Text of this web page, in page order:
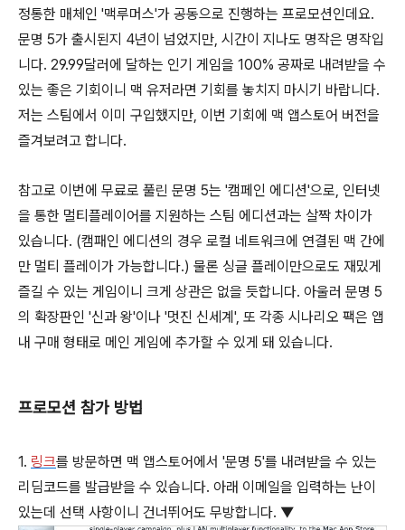
정통한 매체인 '맥루머스'가 공동으로 진행하는 프로모션인데요.
문명 5가 출시된지 4년이 넘었지만, 시간이 지나도 명작은 명작입
니다. 29.99달러에 달하는 인기 게임을 100% 공짜로 내려받을 수
있는 좋은 기회이니 맥 유저라면 기회를 놓치지 마시기 바랍니다.
저는 스팀에서 이미 구입했지만, 이번 기회에 맥 앱스토어 버전을
즐겨보려고 합니다.
참고로 이번에 무료로 풀린 문명 5는 '캠페인 에디션'으로, 인터넷
을 통한 멀티플레이어를 지원하는 스팀 에디션과는 살짝 차이가
있습니다. (캠패인 에디션의 경우 로컬 네트워크에 연결된 맥 간에
만 멀티 플레이가 가능합니다.) 물론 싱글 플레이만으로도 재밌게
즐길 수 있는 게임이니 크게 상관은 없을 듯합니다. 아울러 문명 5
의 확장판인 '신과 왕'이나 '멋진 신세계', 또 각종 시나리오 팩은 앱
내 구매 형태로 메인 게임에 추가할 수 있게 돼 있습니다.
프로모션 참가 방법
1. 링크를 방문하면 맥 앱스토어에서 '문명 5'를 내려받을 수 있는
리딤코드를 발급받을 수 있습니다. 아래 이메일을 입력하는 난이
있는데 선택 사항이니 건너뛰어도 무방합니다. ▼